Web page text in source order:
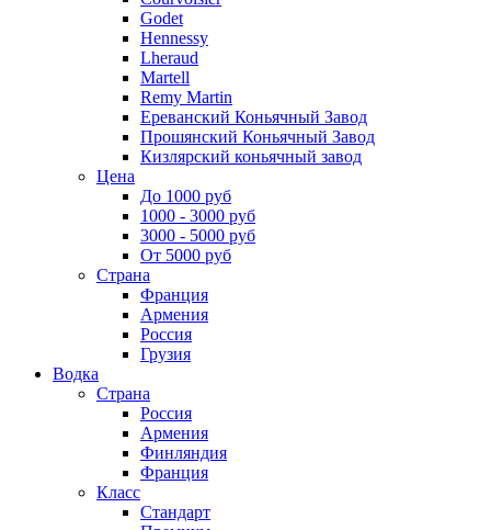
Godet
Hennessy
Lheraud
Martell
Remy Martin
Ереванский Коньячный Завод
Прошянский Коньячный Завод
Кизлярский коньячный завод
Цена
До 1000 руб
1000 - 3000 руб
3000 - 5000 руб
От 5000 руб
Страна
Франция
Армения
Россия
Грузия
Водка
Страна
Россия
Армения
Финляндия
Франция
Класс
Стандарт